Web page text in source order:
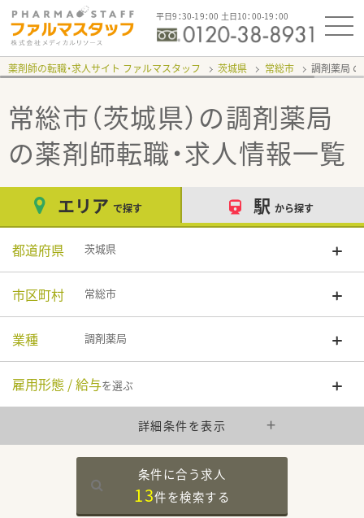
平日9：30-19：00 土日10：00-19：00
薬剤師の転職・求人サイト ファルマスタッフ 茨城県 常総市 調剤薬局
常総市（茨城県）の調剤薬局
の薬剤師転職・求人情報一覧
エリア で探す 駅 から探す
都道府県 茨城県
市区町村 常総市
業種 調剤薬局
雇用形態 / 給与を選ぶ
詳細条件を表示
条件に合う求人
13件を検索する